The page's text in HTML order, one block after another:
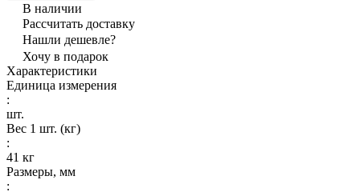
В наличии
Рассчитать доставку
Нашли дешевле?
Хочу в подарок
Характеристики
Единица измерения
:
шт.
Вес 1 шт. (кг)
:
41 кг
Размеры, мм
: